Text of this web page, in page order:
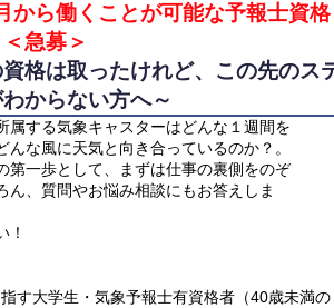
から働くことが可能な予報士資格
急募＞
格は取ったけれど、この先のス
からない方へ～
属する気象キャスターはどんな１週間を
な風に天気と向き合っているのか？。
第一歩として、まずは仕事の裏側をのぞ
ん、質問やお悩み相談にもお答えしま
！
す大学生・気象予報士有資格者（40歳未満の